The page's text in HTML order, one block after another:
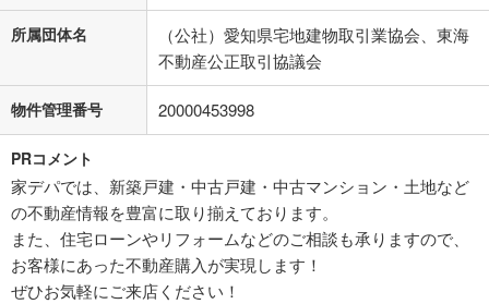
所属団体名
（公社）愛知県宅地建物取引業協会、東海
不動産公正取引協議会
物件管理番号 20000453998
PRコメント
家デパでは、新築戸建・中古戸建・中古マンション・土地など
の不動産情報を豊富に取り揃えております。
また、住宅ローンやリフォームなどのご相談も承りますので、
お客様にあった不動産購入が実現します！
ぜひお気軽にご来店ください！